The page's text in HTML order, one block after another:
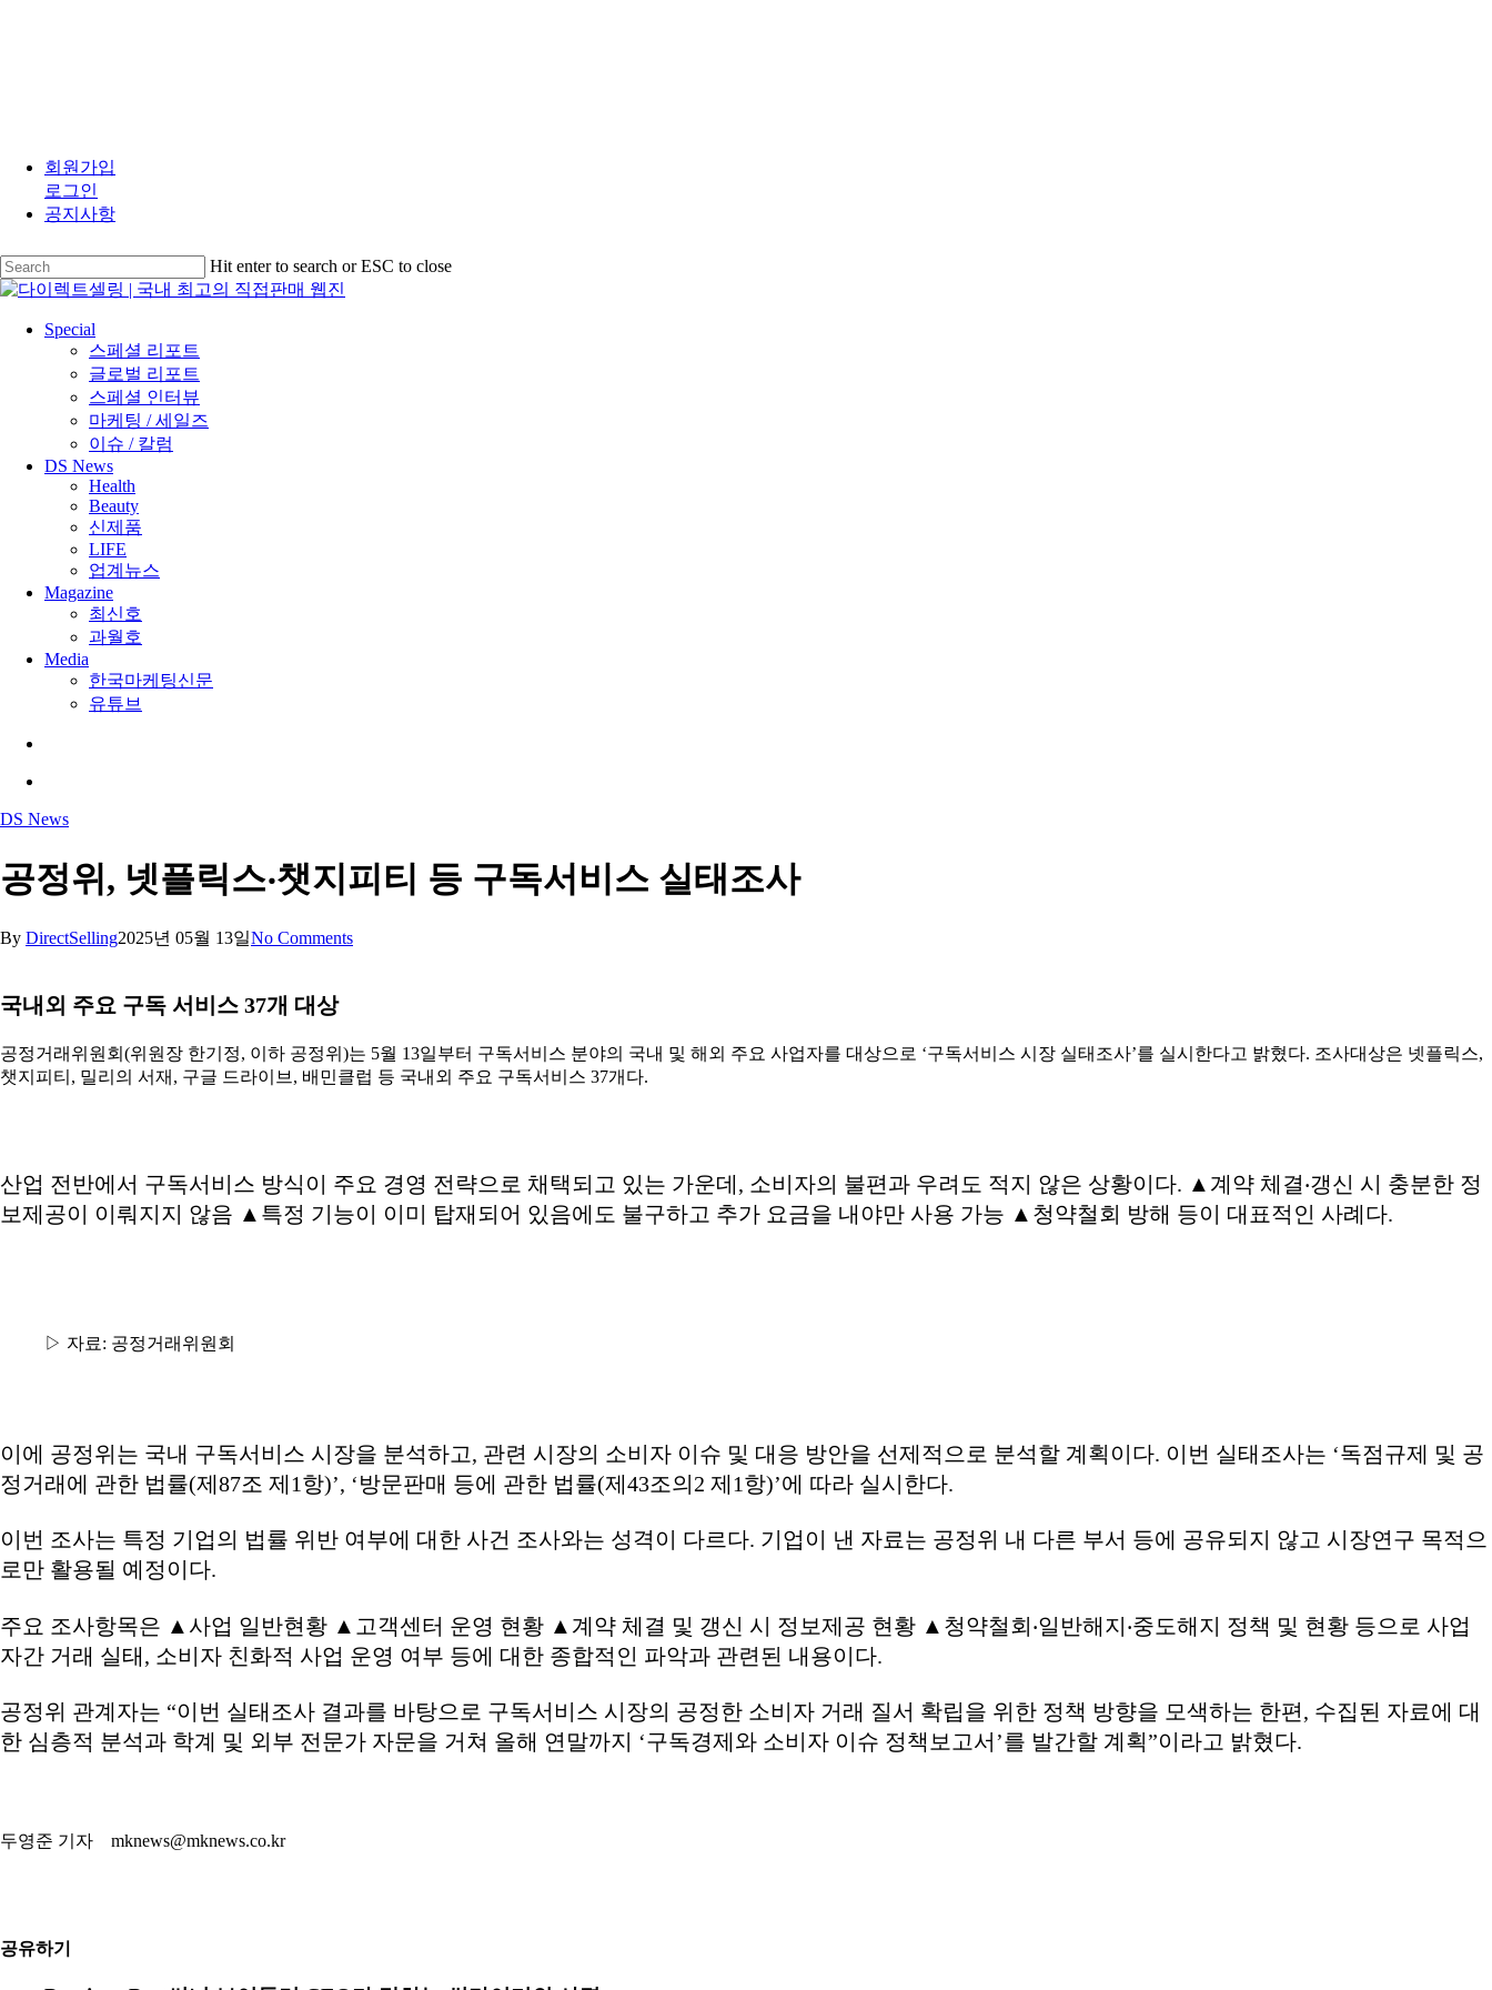
main
content
회원가입
로그인
공지사항
Hit enter to search or ESC to close
Close
search
Menu
Special
스페셜 리포트
글로벌 리포트
스페셜 인터뷰
마케팅 / 세일즈
이슈 / 칼럼
DS News
Health
Beauty
신제품
LIFE
업계뉴스
Magazine
최신호
과월호
Media
한국마케팅신문
유튜브
DS News
공정위, 넷플릭스‧챗지피티 등 구독서비스 실태조사
By DirectSelling2025년 05월 13일No Comments
국내외 주요 구독 서비스 37개 대상
공정거래위원회(위원장 한기정, 이하 공정위)는 5월 13일부터 구독서비스 분야의 국내 및 해외 주요 사업자를 대상으로 ‘구독서비스 시장 실태조사’를 실시한다고 밝혔다. 조사대상은 넷플릭스,
챗지피티, 밀리의 서재, 구글 드라이브, 배민클럽 등 국내외 주요 구독서비스 37개다.
산업 전반에서 구독서비스 방식이 주요 경영 전략으로 채택되고 있는 가운데, 소비자의 불편과 우려도 적지 않은 상황이다. ▲계약 체결‧갱신 시 충분한 정
보제공이 이뤄지지 않음 ▲특정 기능이 이미 탑재되어 있음에도 불구하고 추가 요금을 내야만 사용 가능 ▲청약철회 방해 등이 대표적인 사례다.
▷ 자료: 공정거래위원회
이에 공정위는 국내 구독서비스 시장을 분석하고, 관련 시장의 소비자 이슈 및 대응 방안을 선제적으로 분석할 계획이다. 이번 실태조사는 ‘독점규제 및 공
정거래에 관한 법률(제87조 제1항)’, ‘방문판매 등에 관한 법률(제43조의2 제1항)’에 따라 실시한다.
이번 조사는 특정 기업의 법률 위반 여부에 대한 사건 조사와는 성격이 다르다. 기업이 낸 자료는 공정위 내 다른 부서 등에 공유되지 않고 시장연구 목적으
로만 활용될 예정이다.
주요 조사항목은 ▲사업 일반현황 ▲고객센터 운영 현황 ▲계약 체결 및 갱신 시 정보제공 현황 ▲청약철회‧일반해지‧중도해지 정책 및 현황 등으로 사업
자간 거래 실태, 소비자 친화적 사업 운영 여부 등에 대한 종합적인 파악과 관련된 내용이다.
공정위 관계자는 “이번 실태조사 결과를 바탕으로 구독서비스 시장의 공정한 소비자 거래 질서 확립을 위한 정책 방향을 모색하는 한편, 수집된 자료에 대
한 심층적 분석과 학계 및 외부 전문가 자문을 거쳐 올해 연말까지 ‘구독경제와 소비자 이슈 정책보고서’를 발간할 계획”이라고 밝혔다.
두영준 기자 mknews@mknews.co.kr
공유하기